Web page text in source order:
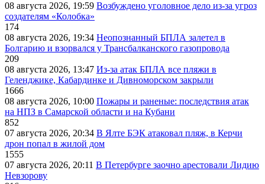
08 августа 2026, 19:59 Возбуждено уголовное дело из-за угроз
создателям «Колобка»
174
08 августа 2026, 19:34 Неопознанный БПЛА залетел в
Болгарию и взорвался у Трансбалканского газопровода
209
08 августа 2026, 13:47 Из-за атак БПЛА все пляжи в
Геленджике, Кабардинке и Дивноморском закрыли
1666
08 августа 2026, 10:00 Пожары и раненые: последствия атак
на НПЗ в Самарской области и на Кубани
852
07 августа 2026, 20:34 В Ялте БЭК атаковал пляж, в Керчи
дрон попал в жилой дом
1555
07 августа 2026, 20:11 В Петербурге заочно арестовали Лидию
Невзорову